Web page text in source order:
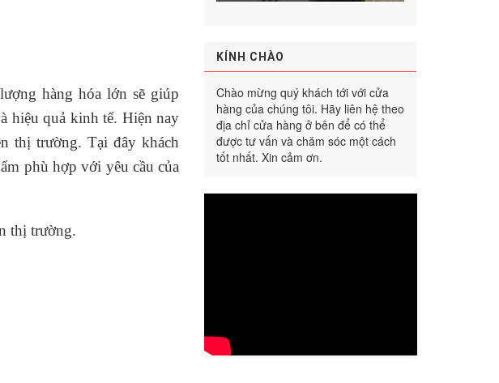
hàng hóa lớn sẽ giúp
hiệu quả kinh tế. Hiện nay
thị trường. Tại đây khách
phù hợp với yêu cầu của
thị trường.
KÍNH CHÀO
Chào mừng quý khách tới với cửa
hàng của chúng tôi. Hãy liên hệ theo
địa chỉ cửa hàng ở bên để có thể
được tư vấn và chăm sóc một cách
tốt nhất. Xin cảm ơn.